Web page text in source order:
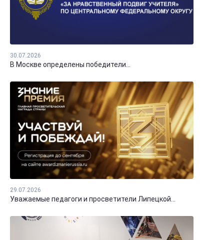
30.07.2026
В Москве определены победители...
29.07.2026
Уважаемые педагоги и просветители Липецкой...